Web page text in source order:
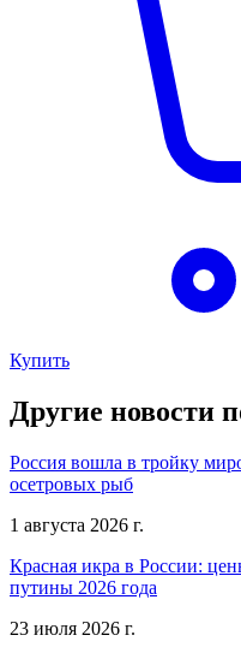
Купить
Другие новости
Россия вошла в тройку
осетровых рыб
1 августа 2026 г.
Красная икра в России:
путины 2026 года
23 июля 2026 г.